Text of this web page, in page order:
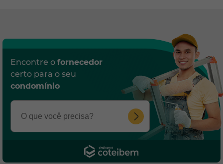
Encontre o fornecedor
certo para o seu
condomínio